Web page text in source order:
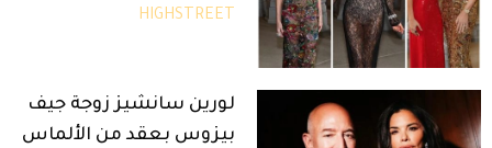
HIGHSTREET
لورين سانشيز زوجة جيف
بيزوس بعقد من الألماس